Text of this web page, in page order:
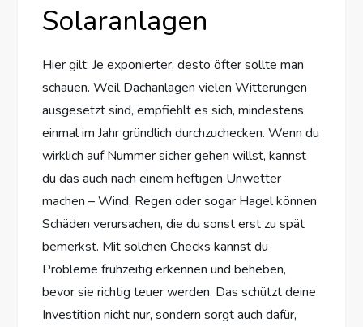
Solaranlagen
Hier gilt: Je exponierter, desto öfter sollte man
schauen. Weil Dachanlagen vielen Witterungen
ausgesetzt sind, empfiehlt es sich, mindestens
einmal im Jahr gründlich durchzuchecken. Wenn du
wirklich auf Nummer sicher gehen willst, kannst
du das auch nach einem heftigen Unwetter
machen – Wind, Regen oder sogar Hagel können
Schäden verursachen, die du sonst erst zu spät
bemerkst. Mit solchen Checks kannst du
Probleme frühzeitig erkennen und beheben,
bevor sie richtig teuer werden. Das schützt deine
Investition nicht nur, sondern sorgt auch dafür,